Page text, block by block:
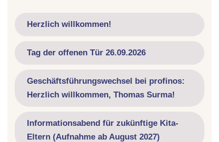
Herzlich willkommen!
Tag der offenen Tür 26.09.2026
Geschäftsführungswechsel bei profinos:
Herzlich willkommen, Thomas Surma!
Informationsabend für zukünftige Kita-
Eltern (Aufnahme ab August 2027)